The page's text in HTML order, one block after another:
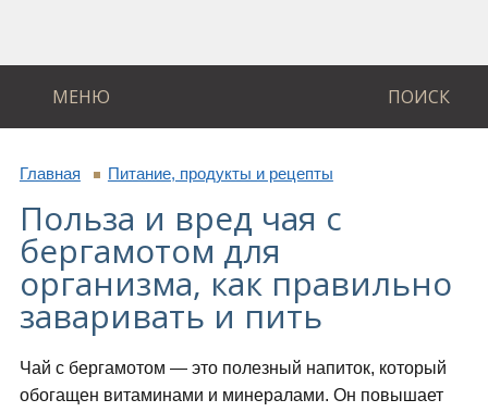
МЕНЮ ПОИСК
Главная Питание, продукты и рецепты
Польза и вред чая с
бергамотом для
организма, как правильно
заваривать и пить
Чай с бергамотом — это полезный напиток, который
обогащен витаминами и минералами. Он повышает